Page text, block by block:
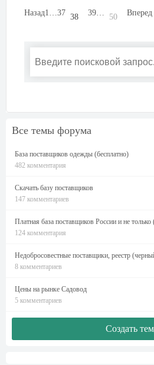
Назад1…37 38 39… 50 Вперед
Все темы форума
База поставщиков одежды (бесплатно)
482 комментария
Скачать базу поставщиков
147 комментариев
Платная база поставщиков России и не
124 комментария
Недобросовестные поставщики, реестр
8 комментариев
Цены на рынке Садовод
5 комментариев
Создать